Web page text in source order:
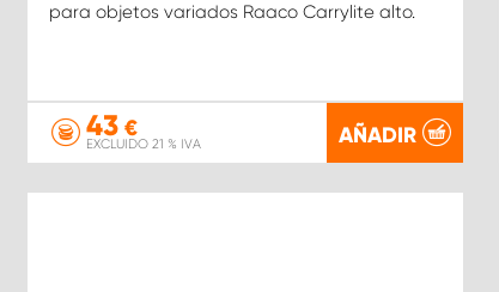
para objetos variados Raaco Carrylite alto.
43€
EXCLUIDO 21 % IVA AÑADIR